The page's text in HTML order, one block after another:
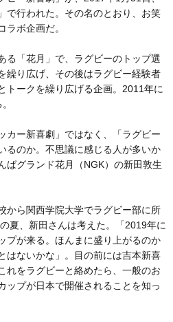
で行われた。その名のとおり、お笑
ラボ企画だ。
「花月」で、ラグビーのトップ選
繰り広げ、その後はラグビー経験者
トークを繰り広げる企画。2011年に
ー新喜劇」ではなく、「ラグビー
るのか。不思議に感じる人が多いか
ばグランド花月（NGK）の新田敦生
ら関西学院大学でラグビー部に所
夏、新田さんは考えた。「2019年に
プが来る。ほんまに盛り上がるのか
はないかな」。目の前には吉本新喜
れをラグビーと絡めたら、一般のお
ップが日本で開催されることを知っ